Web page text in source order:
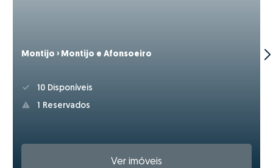
Montijo › Montijo e Afonsoeiro
10 Disponíveis
1 Reservados
Ver imóveis